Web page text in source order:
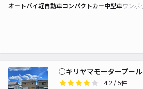
オートバイ軽自動車コンパクトカー中型車ワンボ
○キリヤマモータープール
4.2 / 5件